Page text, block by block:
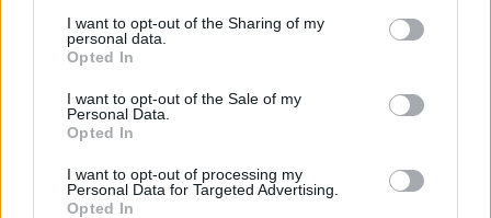
not limited to your visit or usage behaviour. You may click to
grant or deny consent to Google and its third-party tags to
use your data for below specified purposes in below Google
consent section.
I want to opt-out of the Sharing of my
personal data.
Opted In
I want to opt-out of the Sale of my
Personal Data.
Opted In
I want to opt-out of processing my
Personal Data for Targeted Advertising.
Opted In